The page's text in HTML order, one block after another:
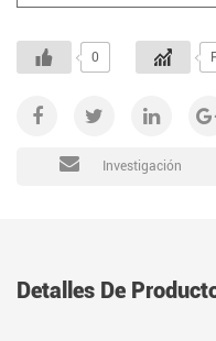
0
Investigación
Detalles De